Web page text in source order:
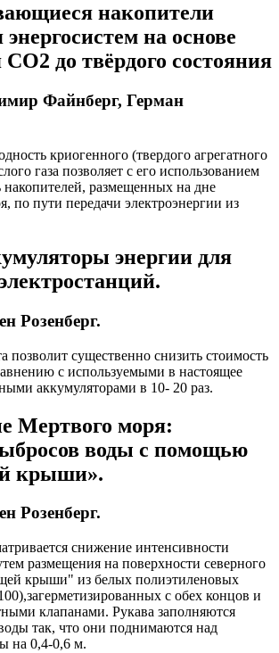
накопители
на основе
до твёрдого состояния
Файнберг, Герман
криогенного (твердого агрегатного
газа позволяет с его использованием
накопителей, размещенных на дне
по пути передачи электроэнергии из
энергии для
Розенберг.
позволит существенно снизить стоимость
с используемыми в настоящее
аккумуляторами в 10- 20 раз.
Мертвого моря:
воды с помощью
крыши».
Розенберг.
снижение интенсивности
размещения на поверхности северного
крыши" из белых полиэтиленовых
с обех концов и
клапанами. Рукава заполняются
так, что они поднимаются над
на 0,4-0,6 м.